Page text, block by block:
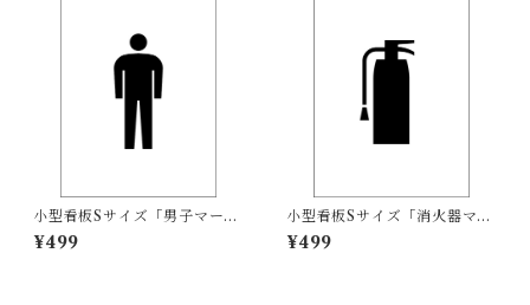
小型看板Sサイズ「男子マーク
（黒）」 屋外可【その他・マ
ーク】
¥499
小型看板Sサイズ「消火器マー
ク（黒）」 屋外可【その他・
マーク】
¥499